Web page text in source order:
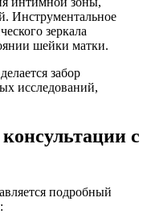
Инструментальное
зеркала
шейки матки.
забор
исследований,
с
подробный